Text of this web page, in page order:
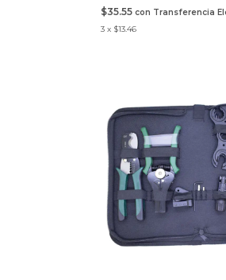
$35.55 con Transferencia
3 x $13.46